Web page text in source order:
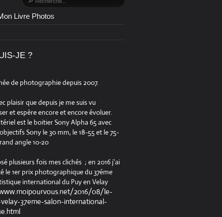
Livre Photos
JE ?
de photographie depuis 2007.
plaisir que depuis je me suis vu
et espère encore et encore évoluer.
est le boitier Sony Alpha 65 avec
Sony le 30 mm, le 18-55 et le 75-
angle 10-20
plusieurs fois mes clichés ; en 2016 j'ai
le 1er prix photographique du 37éme
international du Puy en Velay
2016/08/le-
37eme-salon-international-